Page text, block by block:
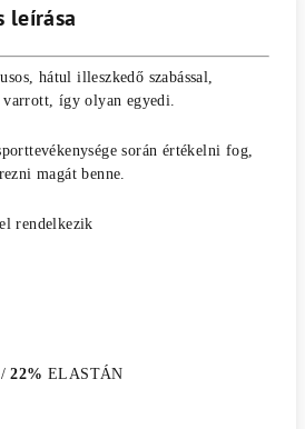
leírása
hátul illeszkedő szabással,
így olyan egyedi.
során értékelni fog,
magát benne.
rendelkezik
/22% ELASTÁN